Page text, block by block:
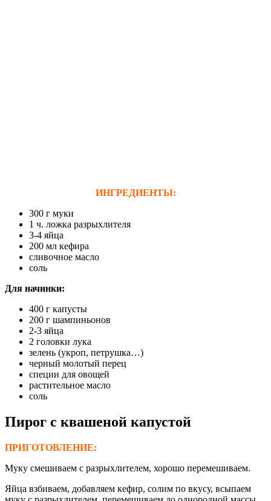
ИНГРЕДИЕНТЫ:
300 г муки
1 ч. ложка разрыхлителя
3-4 яйца
200 мл кефира
сливочное масло
соль
Для начинки:
400 г капусты
200 г шампиньонов
2-3 яйца
2 головки лука
зелень (укроп, петрушка…)
черный молотый перец
специи для овощей
растительное масло
соль
Пирог с квашеной капустой
ПРИГОТОВЛЕНИЕ:
Муку смешиваем с разрыхлителем, хорошо перемешиваем.
Яйца взбиваем, добавляем кефир, солим по вкусу, всыпаем